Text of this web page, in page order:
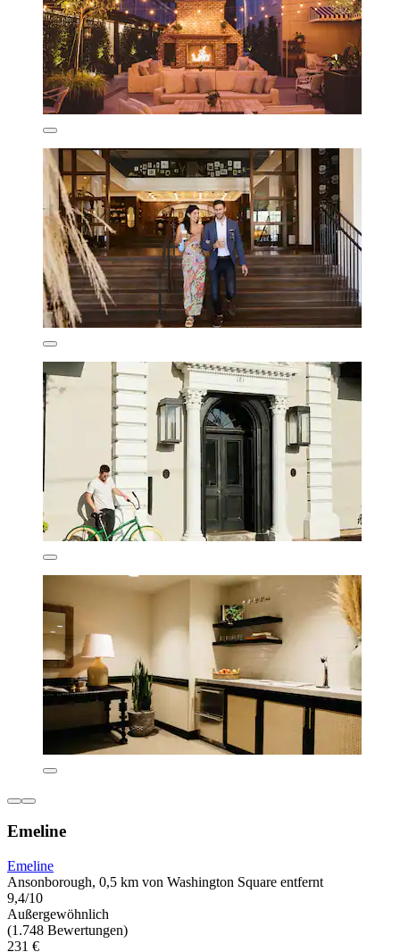
Emeline
Emeline
Ansonborough, 0,5 km von Washington Square entfernt
9,4/10
Außergewöhnlich
(1.748 Bewertungen)
231 €